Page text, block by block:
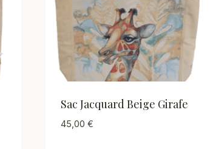
Sac Jacquard Beige Girafe
45,00 €